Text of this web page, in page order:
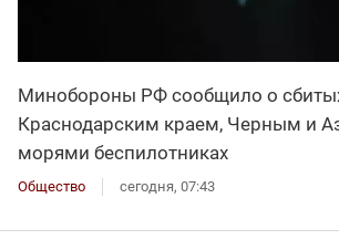
Минобороны РФ сообщило о
Краснодарским краем, Черным и
морями беспилотниках
Общество сегодня, 07:43